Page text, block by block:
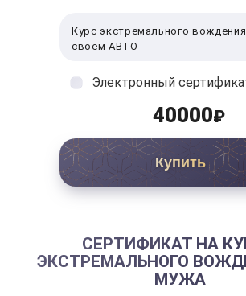
Курс экстремального вождения
своем АВТО
40000₽
Купить
Электронный
СЕРТИФИКАТ НА
ЭКСТРЕМАЛЬНОГО
МУЖА